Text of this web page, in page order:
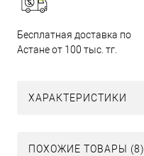
Бесплатная доставка по
Астане от 100 тыс. тг.
ХАРАКТЕРИСТИКИ
ПОХОЖИЕ ТОВАРЫ (8)